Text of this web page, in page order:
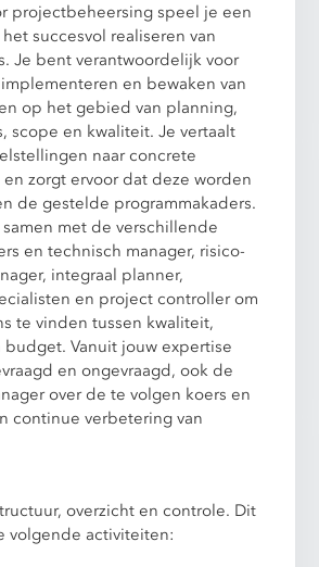
projectbeheersing speel je een
succesvol realiseren van
Je bent verantwoordelijk voor
en bewaken van
op het gebied van planning,
scope en kwaliteit. Je vertaalt
naar concrete
zorgt ervoor dat deze worden
de gestelde programmakaders.
met de verschillende
en technisch manager, risico-
integraal planner,
en project controller om
te vinden tussen kwaliteit,
Vanuit jouw expertise
en ongevraagd, ook de
over de te volgen koers en
continue verbetering van
overzicht en controle. Dit
volgende activiteiten: